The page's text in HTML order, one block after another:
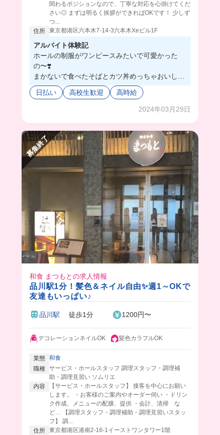
関わるポジションなので、丁寧な対応を心掛けてくだ
さい◎ まずは明るく挨拶ができればOKです！ 少しず
つ...
住所 東京都港区六本木7-14-3六本木Xeビル1F
アルバイト体験記
ホールの制服がワンピースみたいで可愛かった
の〜❣️
まかないで食べたそばとカツ丼めっちゃおいしか
った🫶🏻幸せすぎた🥺💖
日払い 高校生歓迎 高時給
2024年03月29日
募集終了
和食 まつもとの求人情報
品川駅1分！髪色＆ネイル自由✨週1～OKで
友達もいっぱい♪
品川駅 徒歩1分 1200円〜
デコレーションネイルOK 髪色カラフルOK
業態 和食
職種 サービス・ホールスタッフ 調理スタッフ・調理補
助・調理見習い ソムリエ
内容
【サービス・ホールスタッフ】 接客を中心にお願い
します。 ・お客様のご案内やオーダー伺い ・ドリン
ク作成、メニューの配膳、提供 ・会計、清掃 な
ど… 【調理スタッフ・調理補助・調理見習いスタッ
フ】 調...
住所 東京都港区港南2-16-1イーストワンタワー1階